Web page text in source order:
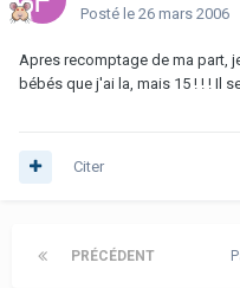
Posté le 26 mars 2006
Apres recomptage de ma part,
bébés que j'ai la, mais 15 ! ! ! Il
Citer
PRÉCÉDENT